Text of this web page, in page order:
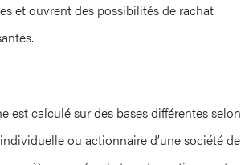
et ouvrent des possibilités de rachat
est calculé sur des bases différentes selon
ou actionnaire d’une société de